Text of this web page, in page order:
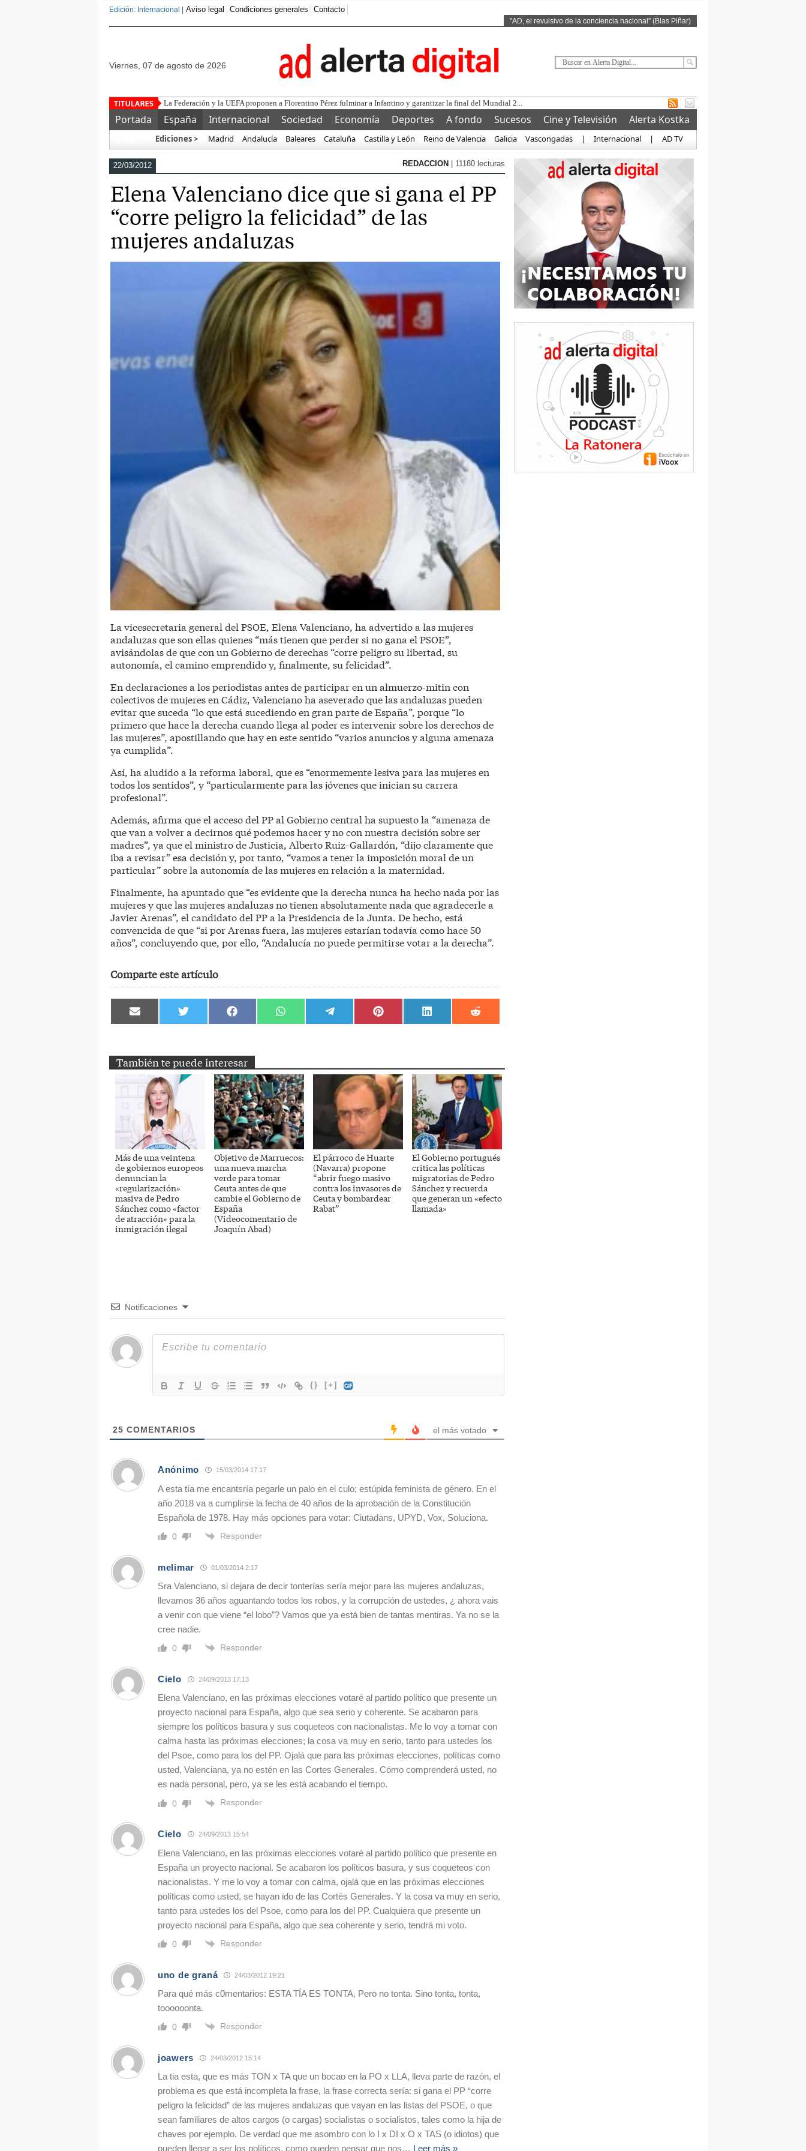
Edición: Internacional | Aviso legal Condiciones generales Contacto
"AD, el revulsivo de la conciencia nacional" (Blas Piñar)
viernes, 07 de agosto de 2026
La Constitución española tie
Portada España Internacional Sociedad Economía Deportes A fondo Sucesos Cine y Televisión
Alerta Kostka
Ediciones > Madrid Andalucía Baleares Cataluña Castilla y León Reino de Valencia Galicia Vascongadas | Internacional | AD TV
22/03/2012 REDACCION | 11180 lecturas
Elena Valenciano dice que si gana el PP
“corre peligro la felicidad” de las
mujeres andaluzas
La vicesecretaria general del PSOE, Elena Valenciano, ha advertido a las mujeres
andaluzas que son ellas quienes “más tienen que perder si no gana el PSOE”,
avisándolas de que con un Gobierno de derechas “corre peligro su libertad, su
autonomía, el camino emprendido y, finalmente, su felicidad”.
En declaraciones a los periodistas antes de participar en un almuerzo-mitin con
colectivos de mujeres en Cádiz, Valenciano ha aseverado que las andaluzas pueden
evitar que suceda “lo que está sucediendo en gran parte de España”, porque “lo
primero que hace la derecha cuando llega al poder es intervenir sobre los derechos de
las mujeres”, apostillando que hay en este sentido “varios anuncios y alguna amenaza
ya cumplida”.
Así, ha aludido a la reforma laboral, que es “enormemente lesiva para las mujeres en
todos los sentidos”, y “particularmente para las jóvenes que inician su carrera
profesional”.
Además, afirma que el acceso del PP al Gobierno central ha supuesto la “amenaza de
que van a volver a decirnos qué podemos hacer y no con nuestra decisión sobre ser
madres”, ya que el ministro de Justicia, Alberto Ruiz-Gallardón, “dijo claramente que
iba a revisar” esa decisión y, por tanto, “vamos a tener la imposición moral de un
particular” sobre la autonomía de las mujeres en relación a la maternidad.
Finalmente, ha apuntado que “es evidente que la derecha nunca ha hecho nada por las
mujeres y que las mujeres andaluzas no tienen absolutamente nada que agradecerle a
Javier Arenas”, el candidato del PP a la Presidencia de la Junta. De hecho, está
convencida de que “si por Arenas fuera, las mujeres estarían todavía como hace 50
años”, concluyendo que, por ello, “Andalucía no puede permitirse votar a la derecha”.
Comparte este artículo
Compartir
en
Compartir
en
Compartir
en
Compartir
en
Compartir
en
Compartir
en
Compartir
en
Compartir
en
También te puede interesar
Más de una veintena
de gobiernos europeos
denuncian la
«regularización»
masiva de Pedro
Sánchez como «factor
de atracción» para la
inmigración ilegal
Objetivo de Marruecos:
una nueva marcha
verde para tomar
Ceuta antes de que
cambie el Gobierno de
España
(Videocomentario de
Joaquín Abad)
El párroco de Huarte
(Navarra) propone
“abrir fuego masivo
contra los invasores de
Ceuta y bombardear
Rabat”
El Gobierno portugués
critica las políticas
migratorias de Pedro
Sánchez y recuerda
que generan un «efecto
llamada»
Notificaciones
{} [+]
25 COMENTARIOS el más votado
Anónimo 15/03/2014 17:17
A esta tía me encantsría pegarle un palo en el culo; estúpida feminista de género. En el
año 2018 va a cumplirse la fecha de 40 años de la aprobación de la Constitución
Española de 1978. Hay más opciones para votar: Ciutadans, UPYD, Vox, Soluciona.
0 Responder
melimar 01/03/2014 2:17
Sra Valenciano, si dejara de decir tonterías sería mejor para las mujeres andaluzas,
llevamos 36 años aguantando todos los robos, y la corrupción de ustedes, ¿ ahora vais
a venir con que viene “el lobo”? Vamos que ya está bien de tantas mentiras. Ya no se la
cree nadie.
0 Responder
Cielo 24/09/2013 17:13
Elena Valenciano, en las próximas elecciones votaré al partido político que presente un
proyecto nacional para España, algo que sea serio y coherente. Se acabaron para
siempre los políticos basura y sus coqueteos con nacionalistas. Me lo voy a tomar con
calma hasta las próximas elecciones; la cosa va muy en serio, tanto para ustedes los
del Psoe, como para los del PP. Ojalá que para las próximas elecciones, políticas como
usted, Valenciana, ya no estén en las Cortes Generales. Cómo comprenderá usted, no
es nada personal, pero, ya se les está acabando el tiempo.
0 Responder
Cielo 24/09/2013 15:54
Elena Valenciano, en las próximas elecciones votaré al partido político que presente en
España un proyecto nacional. Se acabaron los políticos basura, y sus coqueteos con
nacionalistas. Y me lo voy a tomar con calma, ojalá que en las próximas elecciones
políticas como usted, se hayan ido de las Cortés Generales. Y la cosa va muy en serio,
tanto para ustedes los del Psoe, como para los del PP. Cualquiera que presente un
proyecto nacional para España, algo que sea coherente y serio, tendrá mi voto.
0 Responder
uno de graná 24/03/2012 19:21
Para qué más c0mentarios: ESTA TÍA ES TONTA, Pero no tonta. Sino tonta, tonta,
toooooonta.
0 Responder
joawers 24/03/2012 15:14
La tia esta, que es más TON x TA que un bocao en la PO x LLA, lleva parte de razón, el
problema es que está incompleta la frase, la frase correcta sería: si gana el PP “corre
peligro la felicidad” de las mujeres andaluzas que vayan en las listas del PSOE, o que
sean familiares de altos cargos (o cargas) socialistas o socialistos, tales como la hija de
chaves por ejemplo. De verdad que me asombro con lo I x DI x O x TAS (o idiotos) que
pueden llegar a ser los políticos, como pueden pensar que nos… Leer más »